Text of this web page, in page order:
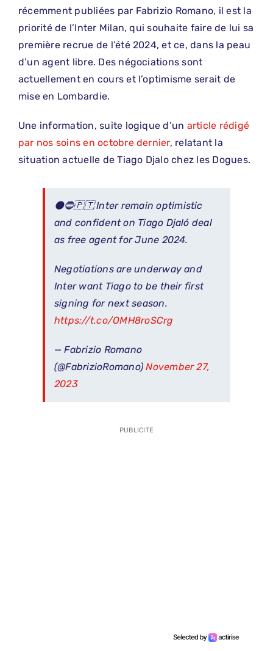
récemment publiées par Fabrizio Romano, il est la
priorité de l’Inter Milan, qui souhaite faire de lui sa
première recrue de l’été 2024, et ce, dans la peau
d’un agent libre. Des négociations sont
actuellement en cours et l’optimisme serait de
mise en Lombardie.
Une information, suite logique d’un article rédigé
par nos soins en octobre dernier, relatant la
situation actuelle de Tiago Djalo chez les Dogues.
⚫️🔵🇵🇹 Inter remain optimistic
and confident on Tiago Djaló deal
as free agent for June 2024.
Negotiations are underway and
Inter want Tiago to be their first
signing for next season.
https://t.co/OMH8roSCrg
— Fabrizio Romano
(@FabrizioRomano)November 27,
2023
PUBLICITE